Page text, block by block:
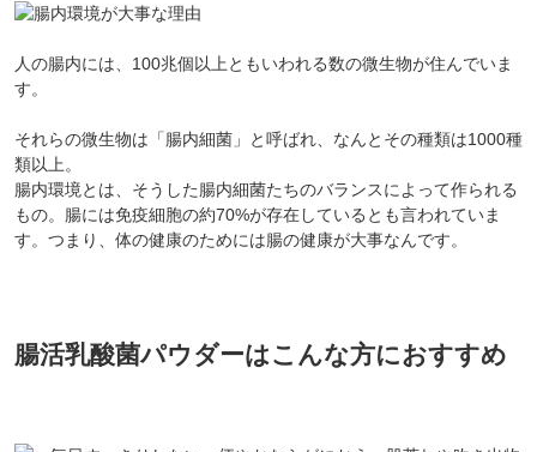
人の腸内には、100兆個以上ともいわれる数の微生物が住んでいま
す。
それらの微生物は「腸内細菌」と呼ばれ、なんとその種類は1000種
類以上。
腸内環境とは、そうした腸内細菌たちのバランスによって作られる
もの。腸には免疫細胞の約70%が存在しているとも言われていま
す。つまり、体の健康のためには腸の健康が大事なんです。
腸活乳酸菌パウダーはこんな方におすすめ